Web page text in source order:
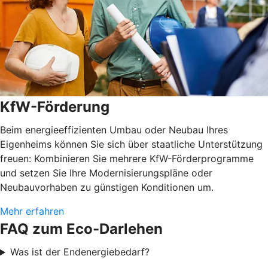
KfW-Förderung
Beim energieeffizienten Umbau oder Neubau Ihres
Eigenheims können Sie sich über staatliche Unterstützung
freuen: Kombinieren Sie mehrere KfW-Förderprogramme
und setzen Sie Ihre Modernisierungspläne oder
Neubauvorhaben zu günstigen Konditionen um.
Mehr erfahren
FAQ zum Eco-Darlehen
Was ist der Endenergiebedarf?